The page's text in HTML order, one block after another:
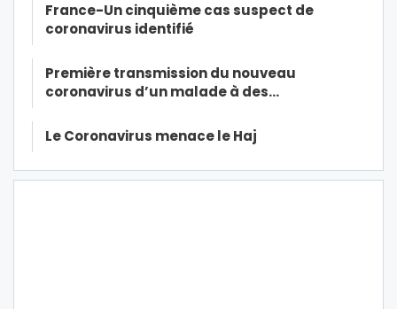
France-Un cinquième cas suspect de
coronavirus identifié
Première transmission du nouveau
coronavirus d’un malade à des…
Le Coronavirus menace le Haj